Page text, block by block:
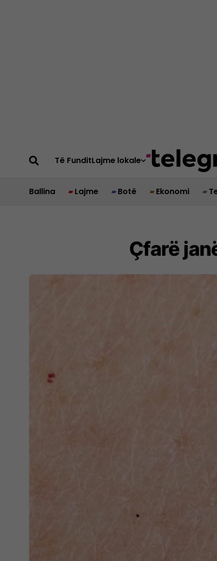
Të FunditLajme lokale
Ballina Lajme Botë Ekonomi
Çfarë